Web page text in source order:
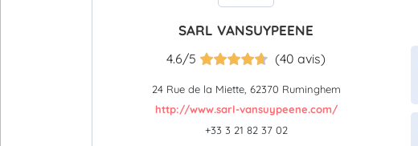
SARL VANSUYPEENE
4.6/5 (40 avis)
24 Rue de la Miette, 62370 Ruminghem
http://www.sarl-vansuypeene.com/
+33 3 21 82 37 02